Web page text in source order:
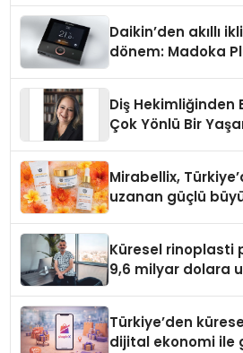
Daikin’den akıllı
dönem: Madoka
Diş Hekimliğinden
Çok Yönlü Bir
Mirabellix,
uzanan güçlü
Küresel rinoplasti
9,6 milyar dolara
Türkiye’den
dijital ekonomi ile